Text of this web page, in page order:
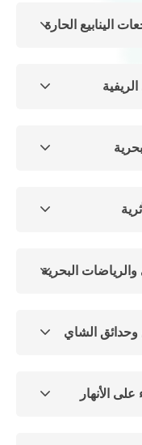
الينابيع الحارة
البحرية
وحدائق الشاي
الأنهار